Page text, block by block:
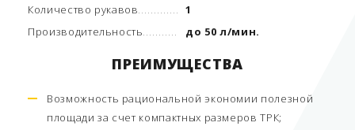
Количество рукавов
1
Производительность
до 50 л/мин.
ПРЕИМУЩЕСТВА
Возможность рациональной экономии полезной
площади за счет компактных размеров ТРК;